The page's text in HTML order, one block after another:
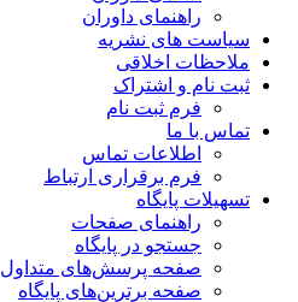
راهنمای داوران
سیاست های نشریه
ملاحظات اخلاقی
ثبت نام و اشتراک
فرم ثبت نام
تماس با ما
اطلاعات تماس
فرم برقراری ارتباط
تسهیلات پایگاه
راهنمای صفحات
جستجو در پایگاه
صفحه پرسش‌های متداول
صفحه برترین‌های پایگاه